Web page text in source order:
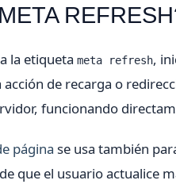
la etiqueta meta refresh,
de recarga o
funcionando
página se usa también
que el usuario actualice